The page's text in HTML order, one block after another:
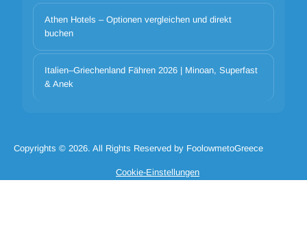
Athen Hotels – Optionen vergleichen und direkt
buchen
Italien–Griechenland Fähren 2026 | Minoan, Superfast
& Anek
Copyrights © 2026. All Rights Reserved by FoolowmetoGreece
Cookie-Einstellungen
Cookie-Banner-Titel
We use cookies to improve your experience. Choose which
categories to allow. Essential cookies are always on for security and
core functionality.
Notwendige Cookie-Katze
Cookie alle akzeptieren